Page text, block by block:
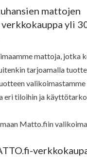
mattojen
yli
mattoja, jotka
tarjoamalla
eri tiloihin ja
Matto.fiin